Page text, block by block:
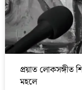
প্রয়াত লোকসঙ্গীত
মহলে